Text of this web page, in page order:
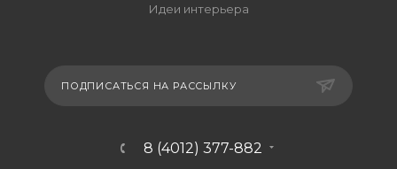
Идеи интерьера
ПОДПИСАТЬСЯ НА РАССЫЛКУ
8 (4012) 377-882